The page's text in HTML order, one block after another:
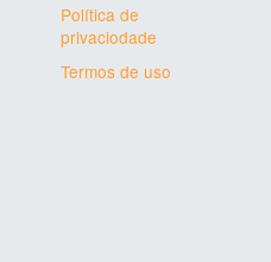
Política de
privaciodade
Termos de uso